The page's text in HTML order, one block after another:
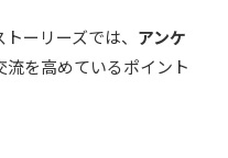
ーリーズでは、 アンケ
を高めているポイント